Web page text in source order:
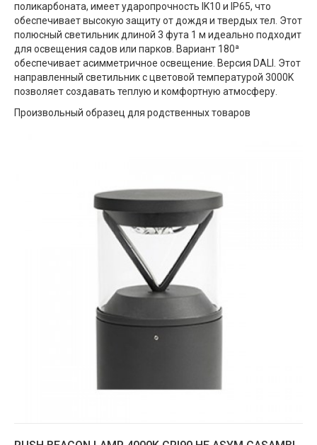
поликарбоната, имеет ударопрочность IK10 и IP65, что
обеспечивает высокую защиту от дождя и твердых тел. Этот
полюсный светильник длиной 3 фута 1 м идеально подходит
для освещения садов или парков. Вариант 180ª
обеспечивает асимметричное освещение. Версия DALI. Этот
направленный светильник с цветовой температурой 3000K
позволяет создавать теплую и комфортную атмосферу.
Произвольный образец для родственных товаров